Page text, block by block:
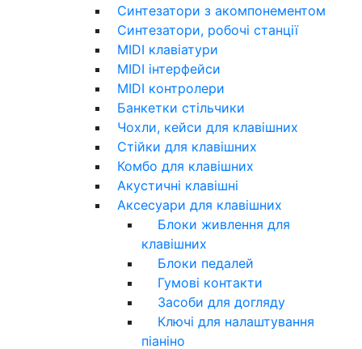
Синтезатори з акомпонементом
Синтезатори, робочі станції
MIDI клавіатури
MIDI інтерфейси
MIDI контролери
Банкетки стільчики
Чохли, кейси для клавішних
Стійки для клавішних
Комбо для клавішних
Акустичні клавішні
Аксесуари для клавішних
Блоки живлення для
клавішних
Блоки педалей
Гумові контакти
Засоби для догляду
Ключі для налаштування
піаніно